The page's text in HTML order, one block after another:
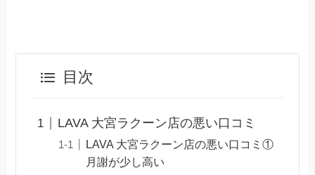
目次
LAVA 大宮ラクーン店の悪い口コミ
LAVA 大宮ラクーン店の悪い口コミ①
月謝が少し高い